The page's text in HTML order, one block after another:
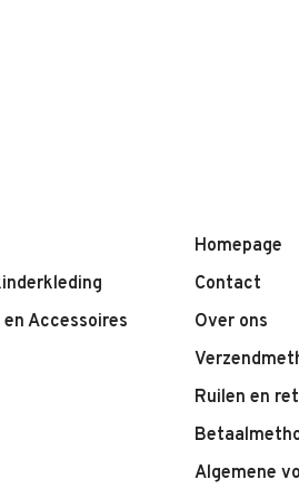
Accessoires
Homepage
Contact
Over ons
Ruilen en
Algemene